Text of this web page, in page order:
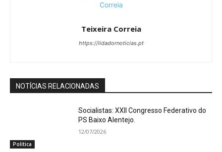
Teixeira Correia
https://lidadornoticias.pt
NOTÍCIAS RELACIONADAS
Política
Socialistas: XXII Congresso Federativo do
PS Baixo Alentejo.
12/07/2026